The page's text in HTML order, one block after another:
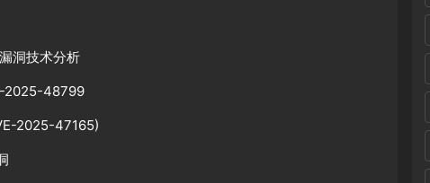
洞技术分析
2025-48799
2025-47165)